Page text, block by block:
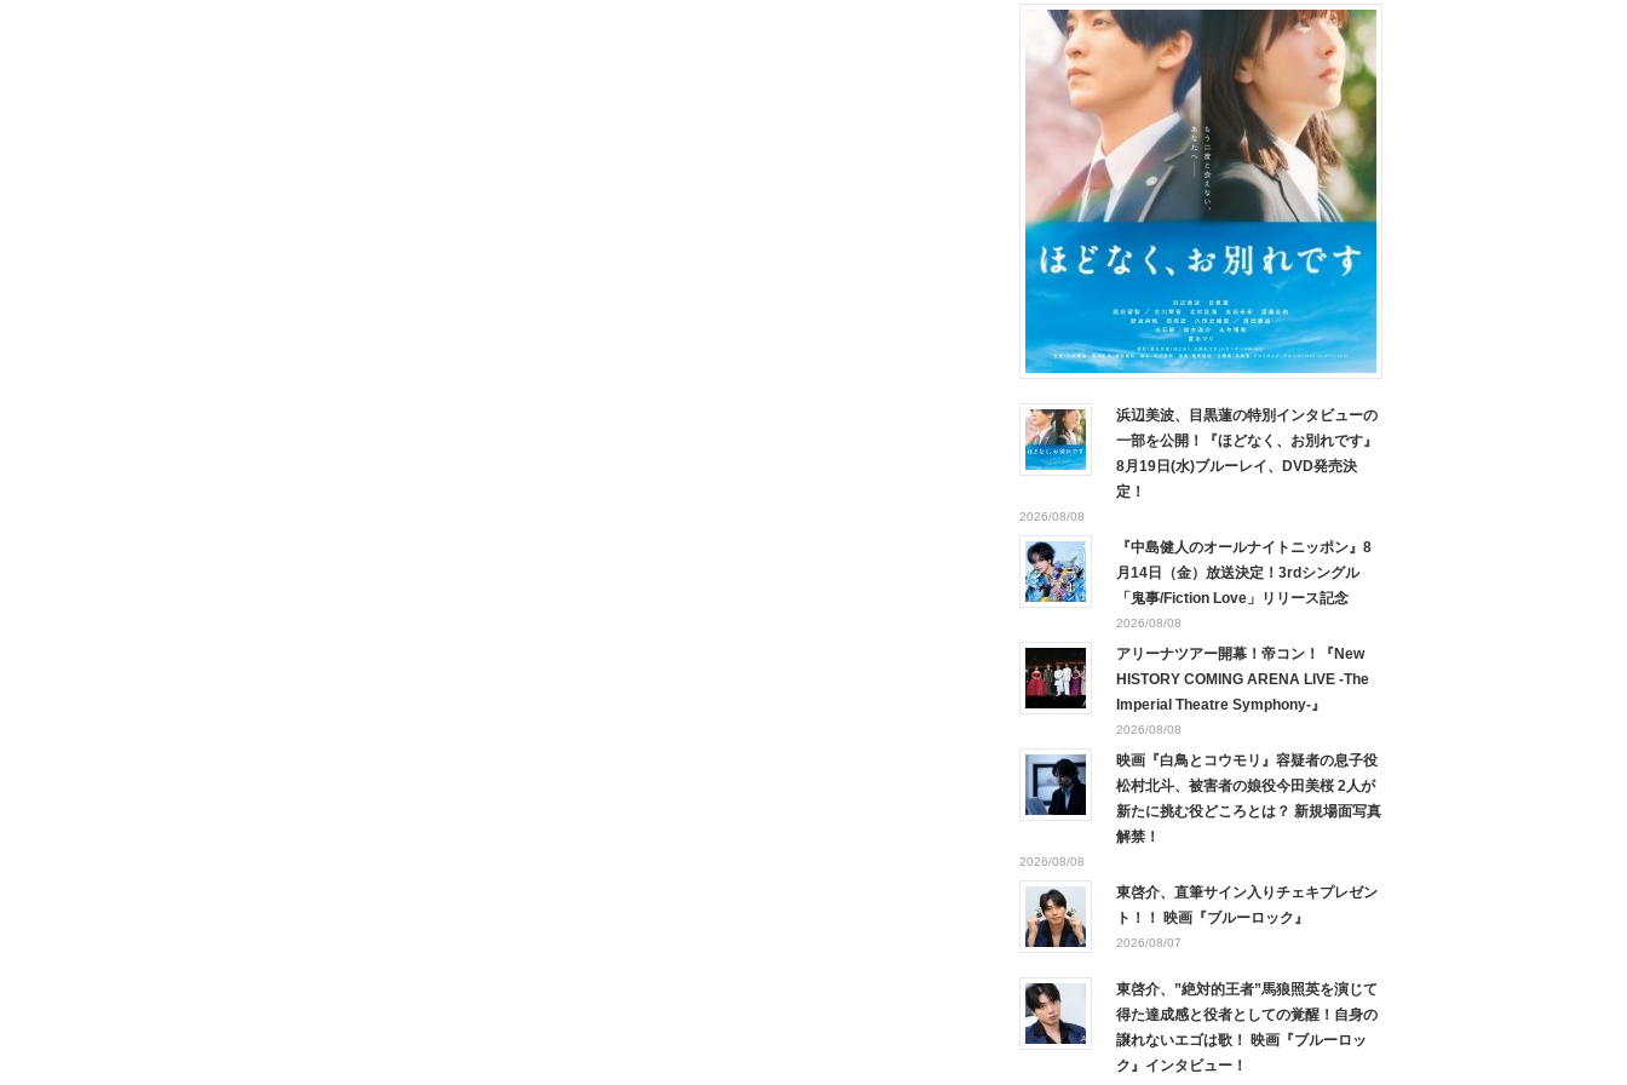
浜辺美波、目黒蓮の特別インタビューの
一部を公開！『ほどなく、お別れです』
8月19日(水)ブルーレイ、DVD発売決
定！
2026/08/08
『中島健人のオールナイトニッポン』8
月14日（金）放送決定！3rdシングル
「鬼事/Fiction Love」リリース記念
2026/08/08
アリーナツアー開幕！帝コン！『New
HISTORY COMING ARENA LIVE -The
Imperial Theatre Symphony-』
2026/08/08
映画『白鳥とコウモリ』容疑者の息子役
松村北斗、被害者の娘役今田美桜 2人が
新たに挑む役どころとは？ 新規場面写真
解禁！
2026/08/08
東啓介、直筆サイン入りチェキプレゼン
ト！！ 映画『ブルーロック』
2026/08/07
東啓介、”絶対的王者”馬狼照英を演じて
得た達成感と役者としての覚醒！自身の
譲れないエゴは歌！ 映画『ブルーロッ
ク』インタビュー！